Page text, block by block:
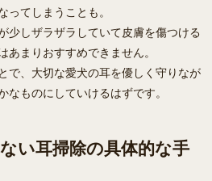
てしまうことも。
少しザラザラしていて皮膚を傷つける
まりおすすめできません。
で、大切な愛犬の耳を優しく守りなが
ものにしていけるはずです。
い耳掃除の具体的な手